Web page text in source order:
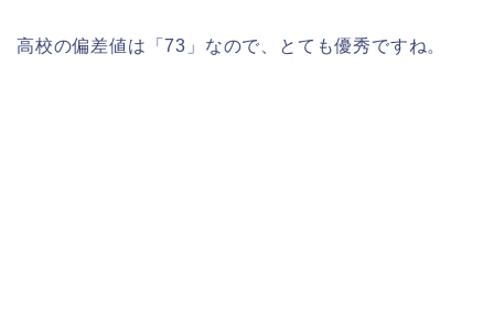
高校の偏差値は「73」なので、とても優秀ですね。